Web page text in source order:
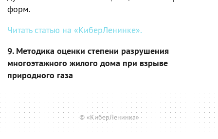
форм.
Читать статью на «КиберЛенинке».
9. Методика оценки степени разрушения
многоэтажного жилого дома при взрыве
природного газа
© «КиберЛенинка»